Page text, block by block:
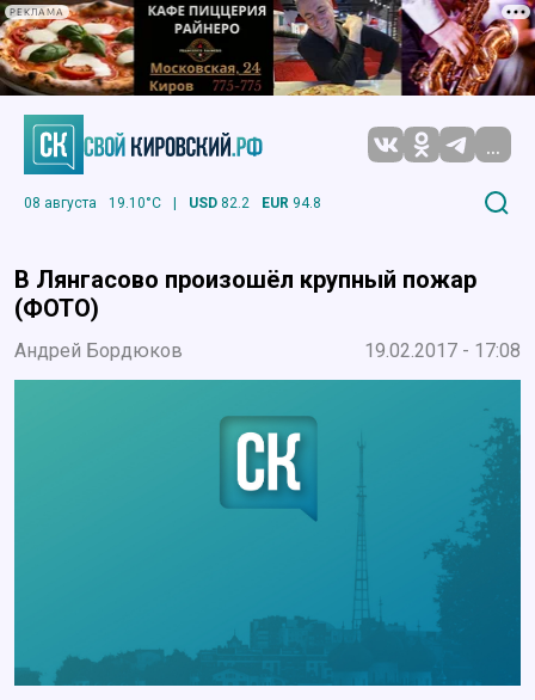
РЕКЛАМА
...
08 августа 19.10°C | USD 82.2 EUR 94.8
В Лянгасово произошёл крупный пожар
(ФОТО)
Андрей Бордюков 19.02.2017 - 17:08